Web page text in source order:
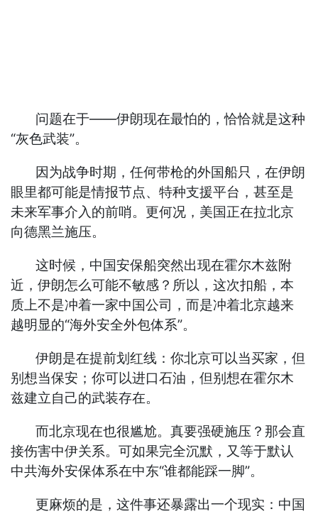
问题在于——伊朗现在最怕的，恰恰就是这种
“灰色武装”。
因为战争时期，任何带枪的外国船只，在伊朗
眼里都可能是情报节点、特种支援平台，甚至是
未来军事介入的前哨。更何况，美国正在拉北京
向德黑兰施压。
这时候，中国安保船突然出现在霍尔木兹附
近，伊朗怎么可能不敏感？所以，这次扣船，本
质上不是冲着一家中国公司，而是冲着北京越来
越明显的“海外安全外包体系”。
伊朗是在提前划红线：你北京可以当买家，但
别想当保安；你可以进口石油，但别想在霍尔木
兹建立自己的武装存在。
而北京现在也很尴尬。真要强硬施压？那会直
接伤害中伊关系。可如果完全沉默，又等于默认
中共海外安保体系在中东“谁都能踩一脚”。
更麻烦的是，这件事还暴露出一个现实：中国